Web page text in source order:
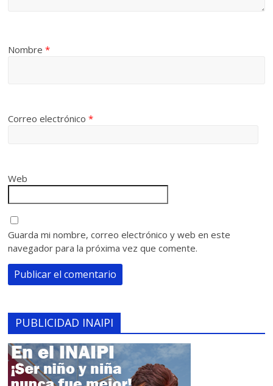
Nombre*
Correo electrónico*
Web
Guarda mi nombre, correo electrónico y web en este
navegador para la próxima vez que comente.
PUBLICIDAD INAIPI